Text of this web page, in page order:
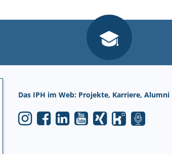
Das IPH im Web: Projekte, Karriere, Alumni